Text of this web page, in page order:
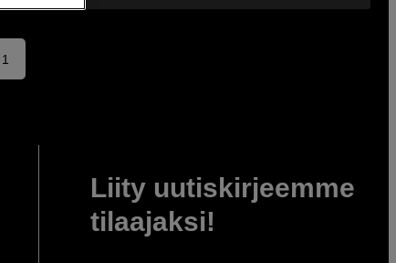
1
Liity uutiskirjeemme
tilaajaksi!